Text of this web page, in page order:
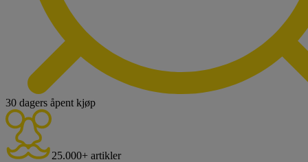
30 dagers åpent kjøp
25.000+ artikler